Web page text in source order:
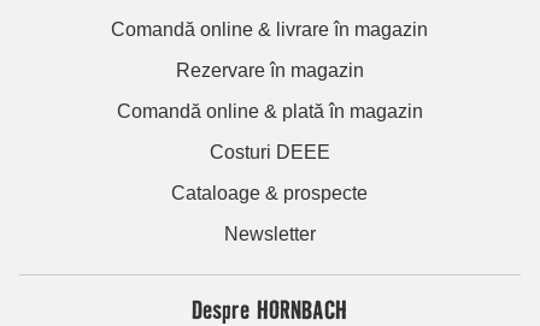
Comandă online & livrare în magazin
Rezervare în magazin
Comandă online & plată în magazin
Costuri DEEE
Cataloage & prospecte
Newsletter
Despre HORNBACH